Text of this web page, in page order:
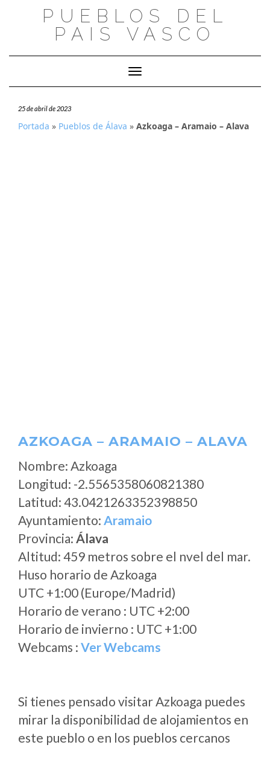
PUEBLOS DEL
PAIS VASCO
Cambiar modo de navegación
25 de abril de 2023
Portada » Pueblos de Álava » Azkoaga – Aramaio – Alava
AZKOAGA – ARAMAIO – ALAVA
Nombre: Azkoaga
Longitud: -2.5565358060821380
Latitud: 43.0421263352398850
Ayuntamiento: Aramaio
Provincia: Álava
Altitud: 459 metros sobre el nvel del mar.
Huso horario de Azkoaga
UTC +1:00 (Europe/Madrid)
Horario de verano : UTC +2:00
Horario de invierno : UTC +1:00
Webcams : Ver Webcams
Si tienes pensado visitar Azkoaga puedes
mirar la disponibilidad de alojamientos en
este pueblo o en los pueblos cercanos